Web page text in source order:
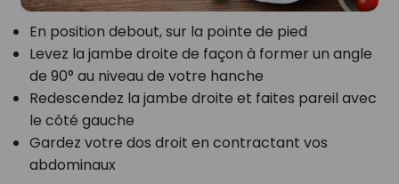
En position debout, sur la pointe de pied
Levez la jambe droite de façon à former un angle
de 90° au niveau de votre hanche
Redescendez la jambe droite et faites pareil avec
le côté gauche
Gardez votre dos droit en contractant vos
abdominaux